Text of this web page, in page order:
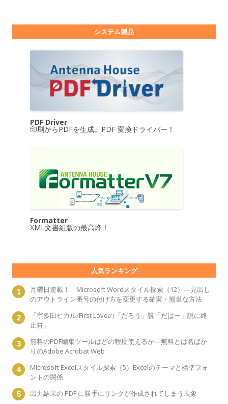
システム製品
PDF Driver
印刷からPDFを生成。PDF 変換ドライバー！
Formatter
XML文書組版の最高峰！
人気ランキング
月曜日連載！ Microsoft Wordスタイル探索（12）―見出し
のアウトライン番号の付け方を変更する確実・簡単な方法
「宇多田ヒカル/First Loveの「だろう」説「だはー」説に終
止符」
無料のPDF編集ツールはどの程度使えるか―無料とは名ばか
りのAdobe Acrobat Web
Microsoft Excelスタイル探索（5）Excelのテーマと標準フォ
ントの関係
出力結果の PDF に勝手にリンクが作成されてしまう現象